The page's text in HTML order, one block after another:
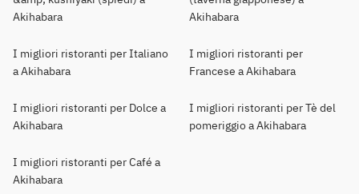
Akihabara
Akihabara
I migliori ristoranti per Italiano
a Akihabara
I migliori ristoranti per
Francese a Akihabara
I migliori ristoranti per Dolce a
Akihabara
I migliori ristoranti per Tè del
pomeriggio a Akihabara
I migliori ristoranti per Café a
Akihabara